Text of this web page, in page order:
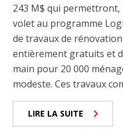
243 M$ qui
volet au programme
de travaux de
entièrement gratuits et
main pour 20 000
modeste. Ces travaux
LIRE LA SUITE